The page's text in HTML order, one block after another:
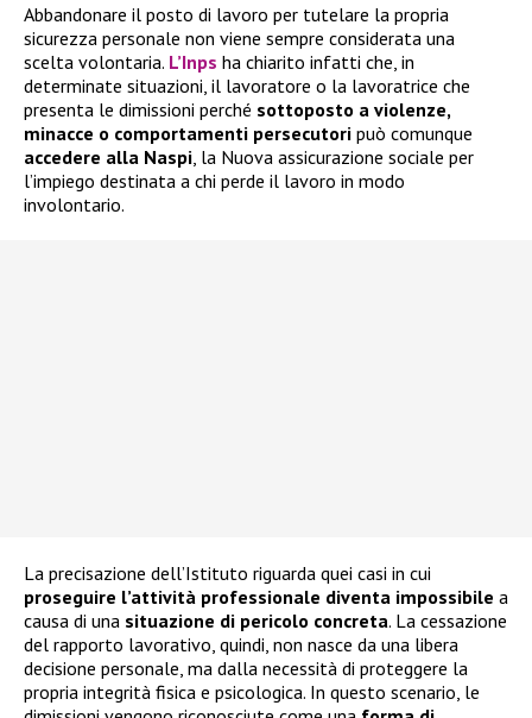
Abbandonare il posto di lavoro per tutelare la propria
sicurezza personale non viene sempre considerata una
scelta volontaria. L’Inps ha chiarito infatti che, in
determinate situazioni, il lavoratore o la lavoratrice che
presenta le dimissioni perché sottoposto a violenze,
minacce o comportamenti persecutori può comunque
accedere alla Naspi , la Nuova assicurazione sociale per
l’impiego destinata a chi perde il lavoro in modo
involontario.
La precisazione dell’Istituto riguarda quei casi in cui
proseguire l’attività professionale diventa impossibile a
causa di una situazione di pericolo concreta. La cessazione
del rapporto lavorativo, quindi, non nasce da una libera
decisione personale, ma dalla necessità di proteggere la
propria integrità fisica e psicologica. In questo scenario, le